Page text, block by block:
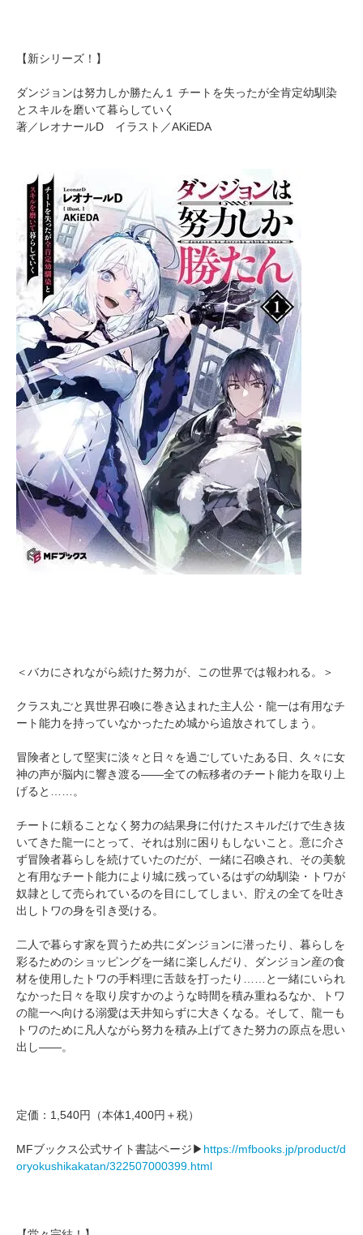
【新シリーズ！】
ダンジョンは努力しか勝たん１ チートを失ったが全肯定幼馴染
とスキルを磨いて暮らしていく
著／レオナールD イラスト／AKiEDA
＜バカにされながら続けた努力が、この世界では報われる。＞
クラス丸ごと異世界召喚に巻き込まれた主人公・龍一は有用なチ
ート能力を持っていなかったため城から追放されてしまう。
冒険者として堅実に淡々と日々を過ごしていたある日、久々に女
神の声が脳内に響き渡る――全ての転移者のチート能力を取り上
げると……。
チートに頼ることなく努力の結果身に付けたスキルだけで生き抜
いてきた龍一にとって、それは別に困りもしないこと。意に介さ
ず冒険者暮らしを続けていたのだが、一緒に召喚され、その美貌
と有用なチート能力により城に残っているはずの幼馴染・トワが
奴隷として売られているのを目にしてしまい、貯えの全てを吐き
出しトワの身を引き受ける。
二人で暮らす家を買うため共にダンジョンに潜ったり、暮らしを
彩るためのショッピングを一緒に楽しんだり、ダンジョン産の食
材を使用したトワの手料理に舌鼓を打ったり……と一緒にいられ
なかった日々を取り戻すかのような時間を積み重ねるなか、トワ
の龍一へ向ける溺愛は天井知らずに大きくなる。そして、龍一も
トワのために凡人ながら努力を積み上げてきた努力の原点を思い
出し――。
定価：1,540円（本体1,400円＋税）
MFブックス公式サイト書誌ページ▶ https://mfbooks.jp/product/d
oryokushikakatan/322507000399.html